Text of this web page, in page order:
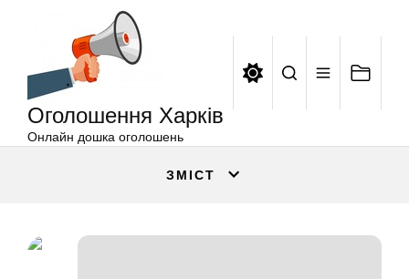
Оголошення Харків
Онлайн дошка оголошень
ЗМІСТ